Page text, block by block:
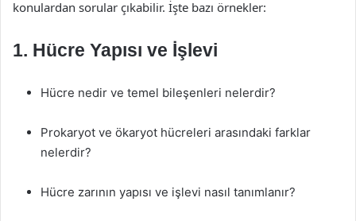
konulardan sorular çıkabilir. İşte bazı örnekler:
1. Hücre Yapısı ve İşlevi
Hücre nedir ve temel bileşenleri nelerdir?
Prokaryot ve ökaryot hücreleri arasındaki farklar
nelerdir?
Hücre zarının yapısı ve işlevi nasıl tanımlanır?